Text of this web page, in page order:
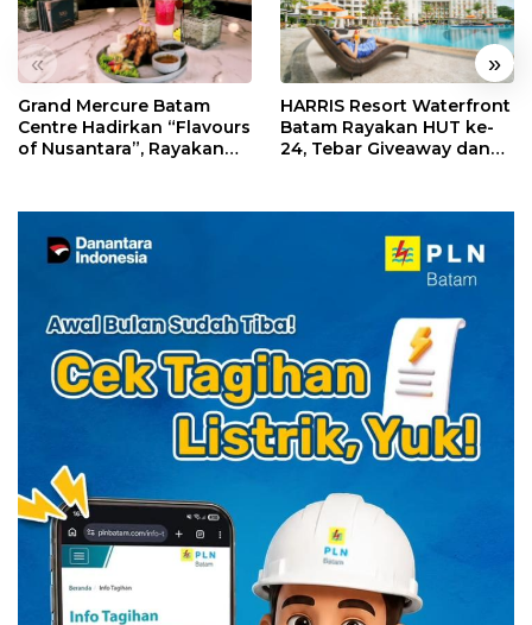
« »
Grand Mercure Batam
Centre Hadirkan “Flavours
of Nusantara”, Rayakan
HARRIS Resort Waterfront
Batam Rayakan HUT ke-
24, Tebar Giveaway dan